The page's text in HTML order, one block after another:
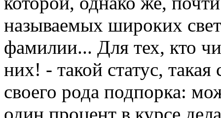
называемых широких
фамилии... Для тех, кто
них! - такой статус,
своего рода подпорка: